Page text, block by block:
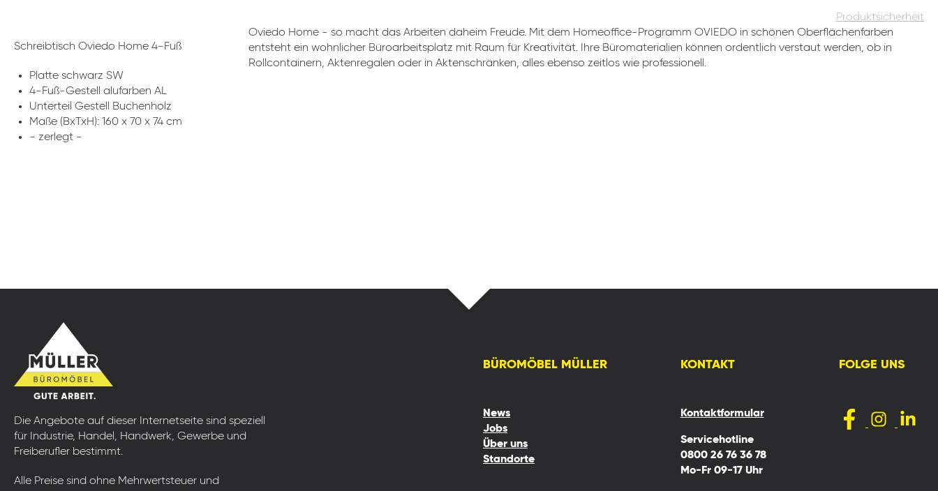
Produktsicherheit
Schreibtisch Oviedo Home 4-Fuß
Platte schwarz SW
4-Fuß-Gestell alufarben AL
Unterteil Gestell Buchenholz
Maße (BxTxH): 160 x 70 x 74 cm
- zerlegt -
Oviedo Home - so macht das Arbeiten daheim Freude. Mit dem Homeoffice-Programm OVIEDO in schönen Oberflächenfarben
entsteht ein wohnlicher Büroarbeitsplatz mit Raum für Kreativität. Ihre Büromaterialien können ordentlich verstaut werden, ob in
Rollcontainern, Aktenregalen oder in Aktenschränken, alles ebenso zeitlos wie professionell.
Die Angebote auf dieser Internetseite sind speziell
für Industrie, Handel, Handwerk, Gewerbe und
Freiberufler bestimmt.
Alle Preise sind ohne Mehrwertsteuer und
BÜROMÖBEL MÜLLER
News
Jobs
Über uns
Standorte
KONTAKT
Kontaktformular
Servicehotline
0800 26 76 36 78
Mo-Fr 09-17 Uhr
FOLGE UNS